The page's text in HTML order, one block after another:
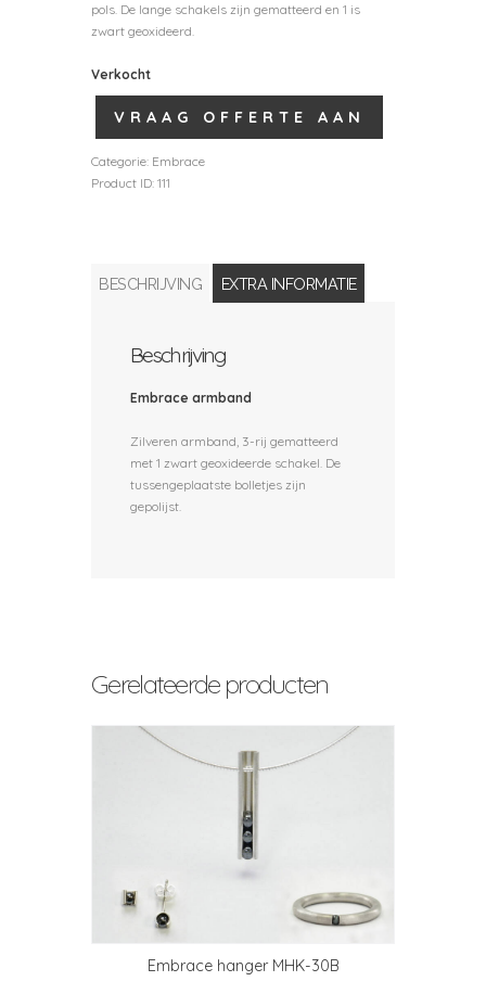
pols. De lange schakels zijn gematteerd en 1 is
zwart geoxideerd.
Verkocht
VRAAG OFFERTE AAN
Categorie: Embrace
Product ID: 111
BESCHRIJVING EXTRA INFORMATIE
Beschrijving
Embrace armband
Zilveren armband, 3-rij gematteerd
met 1 zwart geoxideerde schakel. De
tussengeplaatste bolletjes zijn
gepolijst.
Gerelateerde producten
Embrace hanger MHK-30B